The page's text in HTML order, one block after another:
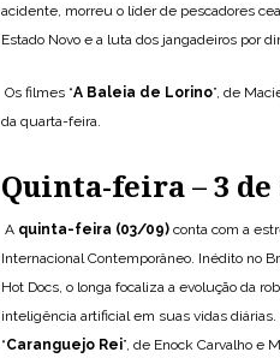
acidente, morreu o líder de pescadores
Estado Novo e a luta dos jangadeiros por
Os filmes “A Baleia de Lorino”, de
da quarta-feira.
Quinta-feira – 3
A quinta-feira (03/09) conta com a
Internacional Contemporâneo. Inédito no
Hot Docs, o longa focaliza a evolução da
inteligência artificial em suas vidas
“Caranguejo Rei”, de Enock Carvalho e